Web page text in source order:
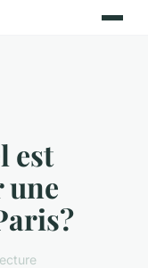
est
une